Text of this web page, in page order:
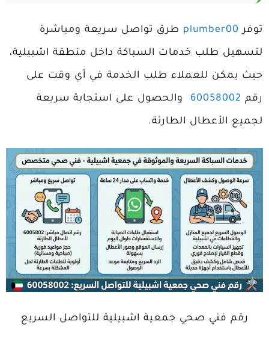
توفر plumber00 طرق تواصل سريعة ومباشرة
لتسهيل طلب خدمات السباكة داخل منطقة اشبيلية،
حيث يمكن للعملاء طلب الخدمة في أي وقت على
رقم 60058002 والحصول على استجابة سريعة
لجميع الأعطال الطارئة.
رقم فني صحي جمعية اشبيلية للتواصل السريع